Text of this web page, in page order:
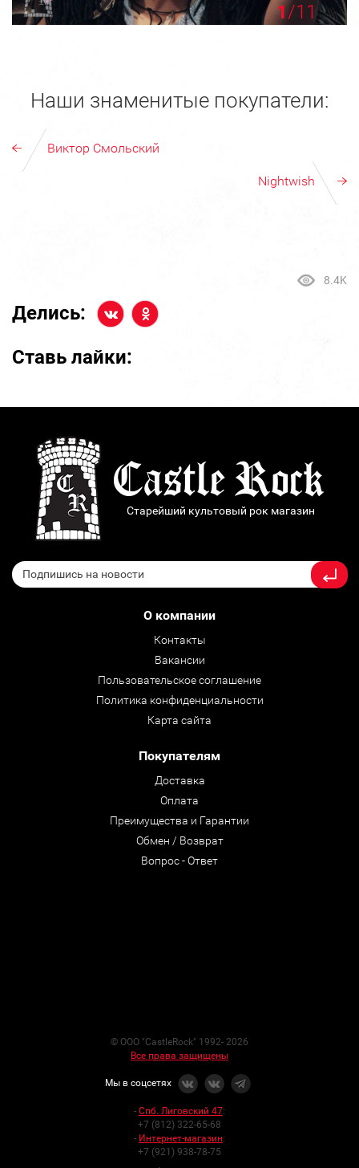
1/11
Наши знаменитые покупатели:
Виктор Смольский
Nightwish
8.4K
Делись:
Ставь лайки:
Старейший культовый рок магазин
О компании
Контакты
Вакансии
Пользовательское соглашение
Политика конфиденциальности
Карта сайта
Покупателям
Доставка
Оплата
Преимущества и Гарантии
Обмен / Возврат
Вопрос - Ответ
© ООО "CastleRock" 1992- 2026
Все права защищены
Мы в соцсетях
- Спб. Лиговский 47:
+7 (812) 322-65-68
- Интернет-магазин:
+7 (921) 938-78-75